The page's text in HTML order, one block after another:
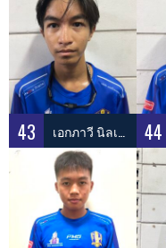
43 เอกภาวี นิลเจริญ 44